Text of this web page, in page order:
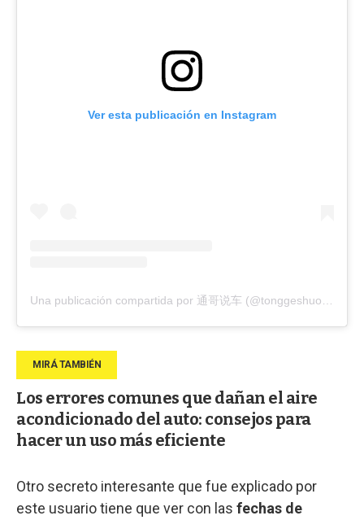
Ver esta publicación en Instagram
Los errores comunes que dañan el aire
acondicionado del auto: consejos para
hacer un uso más eficiente
Otro secreto interesante que fue explicado por
este usuario tiene que ver con las fechas de